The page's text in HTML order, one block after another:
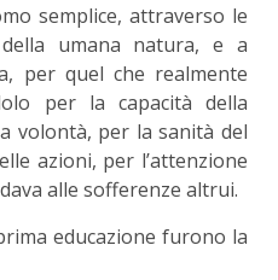
semplice, attraverso le
umana natura, e a
per quel che realmente
per la capacità della
volontà, per la sanità del
azioni, per l’attenzione
alle sofferenze altrui.
educazione furono la